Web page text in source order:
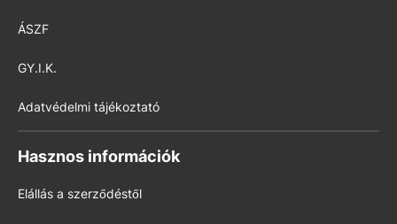
ÁSZF
GY.I.K.
Adatvédelmi tájékoztató
Hasznos információk
Elállás a szerződéstől